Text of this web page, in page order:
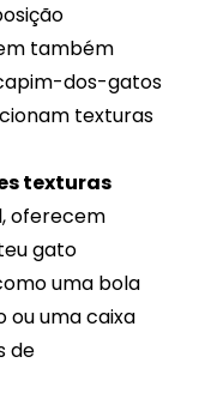
também
dos-gatos
texturas
texturas
oferecem
gato
uma bola
ou uma caixa
de